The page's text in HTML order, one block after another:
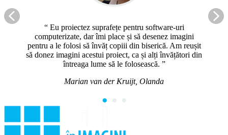
Eu proiectez suprafețe pentru software-uri
computerizate, dar îmi place și să desenez imagini
pentru a le folosi să învăț copiii din biserică. Am reușit
să donez imagini acestui proiect, ca și alți învățători din
întreaga lume să le folosească.
Marian van der Kruijt, Olanda
●